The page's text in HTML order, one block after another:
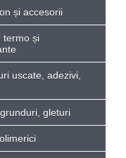
și accesorii
termo și
uscate, adezivi,
gleturi